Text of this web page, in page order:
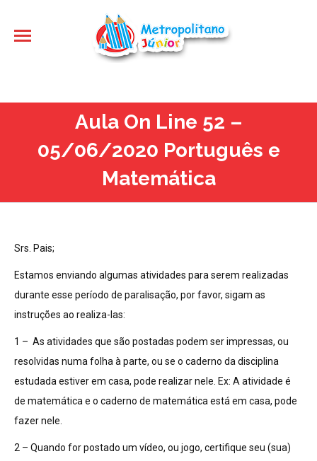
Aula On Line 52 –
05/06/2020 Português e
Matemática
Srs. Pais;
Estamos enviando algumas atividades para serem realizadas
durante esse período de paralisação, por favor, sigam as
instruções ao realiza-las:
1 – As atividades que são postadas podem ser impressas, ou
resolvidas numa folha à parte, ou se o caderno da disciplina
estudada estiver em casa, pode realizar nele. Ex: A atividade é
de matemática e o caderno de matemática está em casa, pode
fazer nele.
2 – Quando for postado um vídeo, ou jogo, certifique seu (sua)